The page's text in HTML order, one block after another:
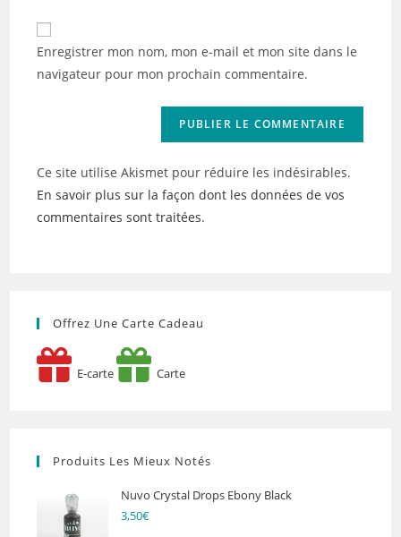
comment
de
votre
(facultatif)
Enregistrer mon nom, mon e-mail et mon site dans le
navigateur pour mon prochain commentaire.
Ce site utilise Akismet pour réduire les indésirables.
En savoir plus sur la façon dont les données de vos
commentaires sont traitées.
Offrez Une Carte Cadeau
E-carte Carte
Produits Les Mieux Notés
Nuvo Crystal Drops Ebony Black
3,50€